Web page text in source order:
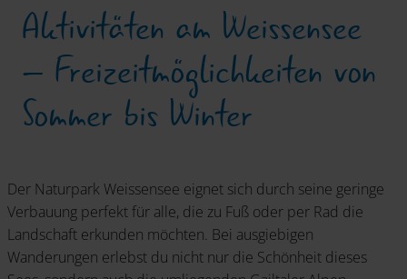
Aktivitäten am Weissensee
– Freizeitmöglichkeiten von
Sommer bis Winter
Der Naturpark Weissensee eignet sich durch seine geringe
Verbauung perfekt für alle, die zu Fuß oder per Rad die
Landschaft erkunden möchten. Bei ausgiebigen
Wanderungen erlebst du nicht nur die Schönheit dieses